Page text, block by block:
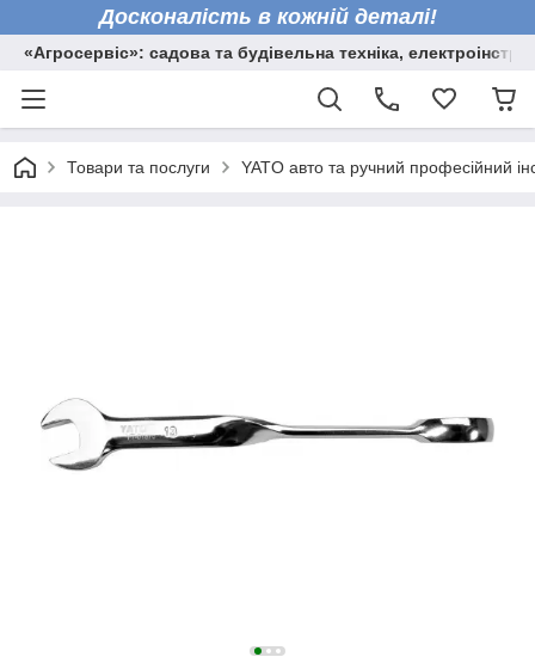
Досконалість в кожній деталі!
«Агросервіс»: садова та будівельна техніка,
Товари та послуги YATO авто та ручний професійний